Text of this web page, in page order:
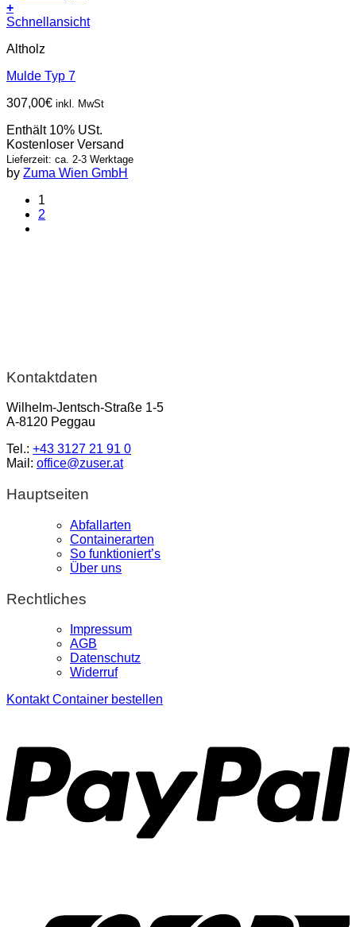
+
Schnellansicht
Altholz
Mulde Typ 7
307,00€ inkl. MwSt
Enthält 10% USt.
Kostenloser Versand
Lieferzeit: ca. 2-3 Werktage
by Zuma Wien GmbH
1
2
Kontaktdaten
Wilhelm-Jentsch-Straße 1-5
A-8120 Peggau
Tel.: +43 3127 21 91 0
Mail: office@zuser.at
Hauptseiten
Abfallarten
Containerarten
So funktioniert’s
Über uns
Rechtliches
Impressum
AGB
Datenschutz
Widerruf
Kontakt Container bestellen